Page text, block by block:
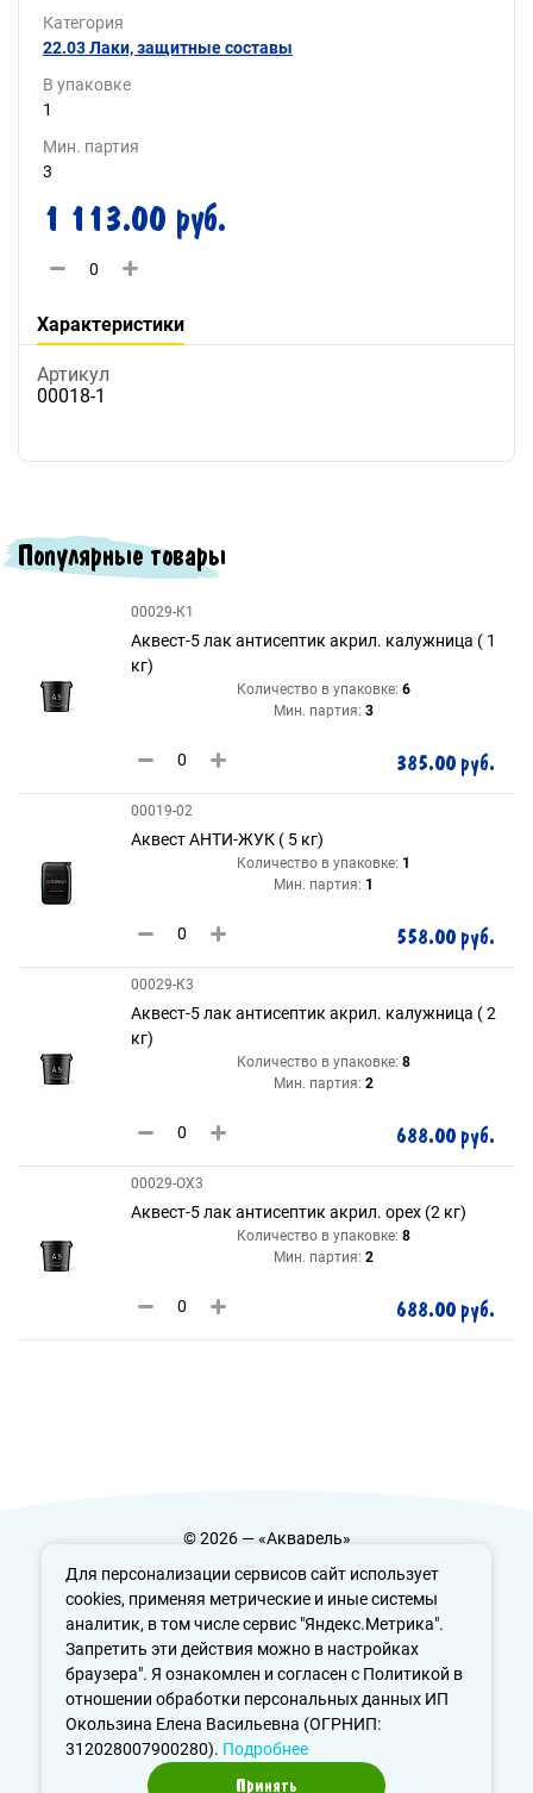
Для персонализации сервисов сайт использует
cookies, применяя метрические и иные системы
аналитик, в том числе сервис "Яндекс.Метрика".
Запретить эти действия можно в настройках
браузера". Я ознакомлен и согласен с Политикой в
отношении обработки персональных данных ИП
Окользина Елена Васильевна (ОГРНИП:
312028007900280). Подробнее
Принять
Категория
22.03 Лаки, защитные составы
В упаковке
1
Мин. партия
3
1 113.00 руб.
Характеристики
Артикул
00018-1
Популярные товары
00029-К1
Аквест-5 лак антисептик акрил. калужница ( 1
кг)
Количество в упаковке: 6
Мин. партия: 3
385.00 руб.
00019-02
Аквест АНТИ-ЖУК ( 5 кг)
Количество в упаковке: 1
Мин. партия: 1
558.00 руб.
00029-К3
Аквест-5 лак антисептик акрил. калужница ( 2
кг)
Количество в упаковке: 8
Мин. партия: 2
688.00 руб.
00029-ОХ3
Аквест-5 лак антисептик акрил. орех (2 кг)
Количество в упаковке: 8
Мин. партия: 2
688.00 руб.
© 2026 — «Акварель»
Политика конфиденциальности